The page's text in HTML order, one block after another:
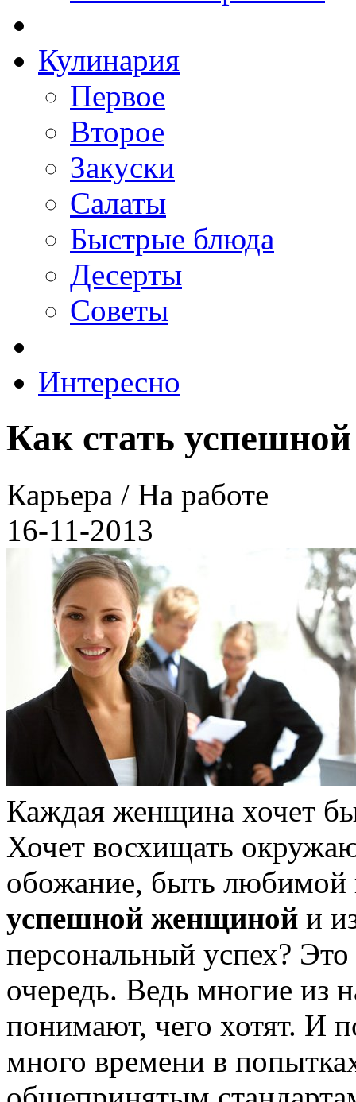
Кулинария
Первое
Второе
Закуски
Салаты
Быстрые блюда
Десерты
Советы
Интересно
Как стать
Карьера / На работе
16-11-2013
Каждая женщина хочет
Хочет восхищать
обожание, быть
успешной женщиной и
персональный успех?
очередь. Ведь многие из
понимают, чего хотят. И
много времени в